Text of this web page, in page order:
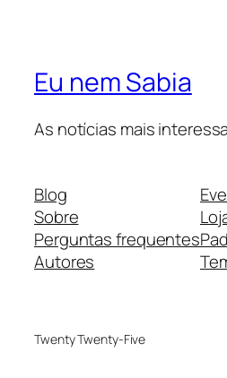
Eu nem Sabia
As notícias mais
Blog
Sobre
Perguntas frequentes
Autores
Twenty Twenty-Five